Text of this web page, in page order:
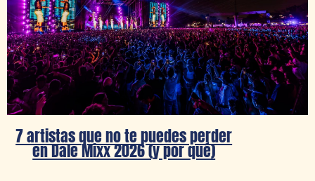
7 artistas que no te puedes perder
en Dale Mixx 2026 (y por qué)